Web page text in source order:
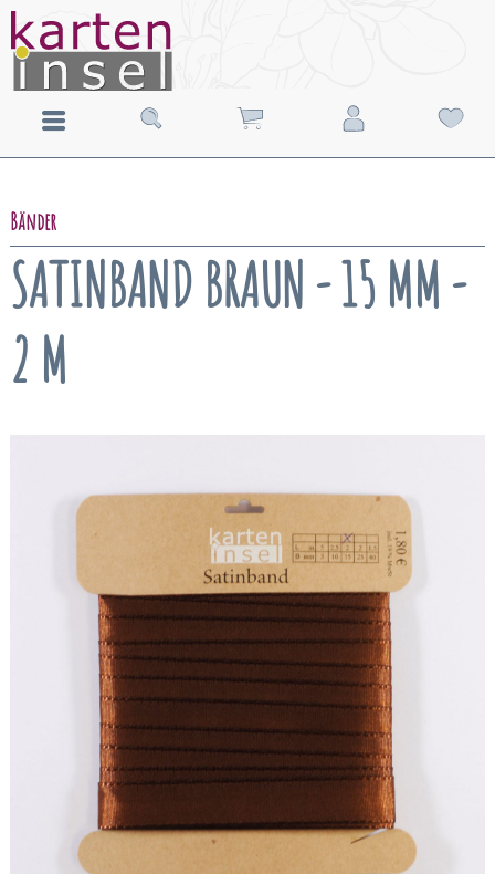
Bänder
SATINBAND BRAUN - 15 MM -
2 M